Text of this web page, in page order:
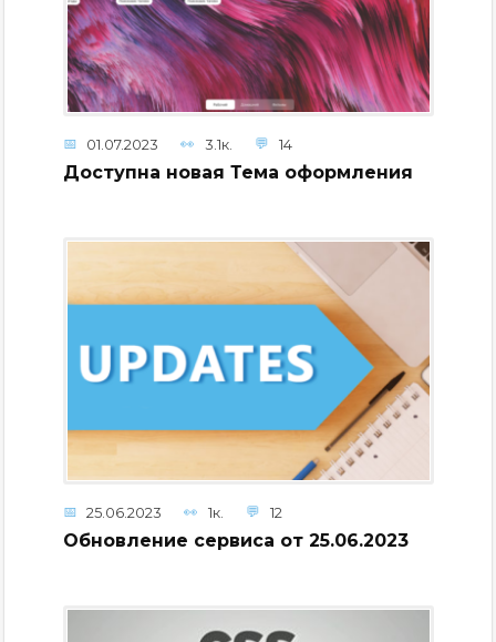
01.07.2023 3.1к. 14
Доступна новая Тема оформления
25.06.2023 1к. 12
Обновление сервиса от 25.06.2023